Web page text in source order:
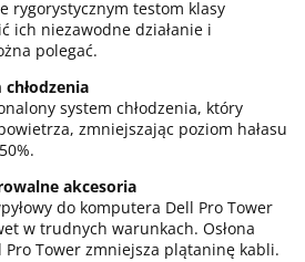
rygorystycznym testom klasy
ich niezawodne działanie i
polegać.
system chłodzenia, który
zmniejszając poziom hałasu
akcesoria
do komputera Dell Pro Tower
w trudnych warunkach. Osłona
Tower zmniejsza plątaninę kabli.